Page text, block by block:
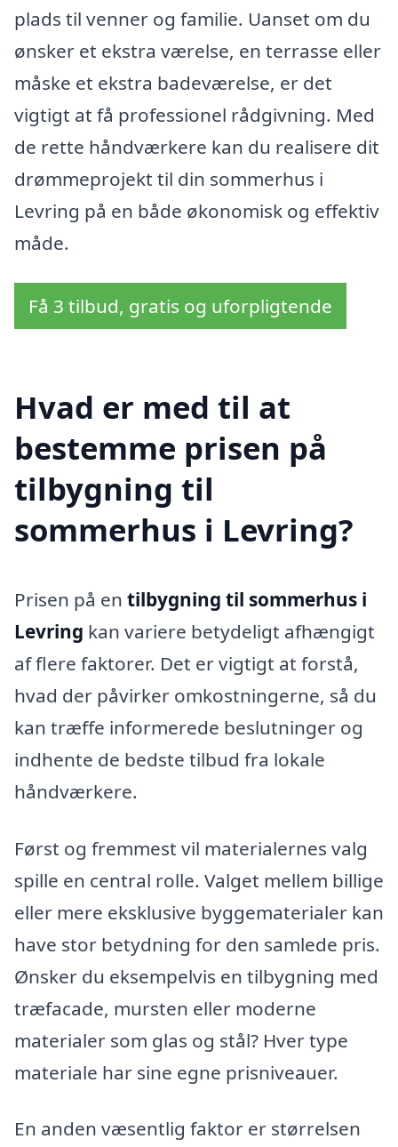
plads til venner og familie. Uanset om du
ønsker et ekstra værelse, en terrasse eller
måske et ekstra badeværelse, er det
vigtigt at få professionel rådgivning. Med
de rette håndværkere kan du realisere dit
drømmeprojekt til din sommerhus i
Levring på en både økonomisk og effektiv
måde.
Få 3 tilbud, gratis og uforpligtende
Hvad er med til at
bestemme prisen på
tilbygning til
sommerhus i Levring?
Prisen på en tilbygning til sommerhus i
Levring kan variere betydeligt afhængigt
af flere faktorer. Det er vigtigt at forstå,
hvad der påvirker omkostningerne, så du
kan træffe informerede beslutninger og
indhente de bedste tilbud fra lokale
håndværkere.
Først og fremmest vil materialernes valg
spille en central rolle. Valget mellem billige
eller mere eksklusive byggematerialer kan
have stor betydning for den samlede pris.
Ønsker du eksempelvis en tilbygning med
træfacade, mursten eller moderne
materialer som glas og stål? Hver type
materiale har sine egne prisniveauer.
En anden væsentlig faktor er størrelsen